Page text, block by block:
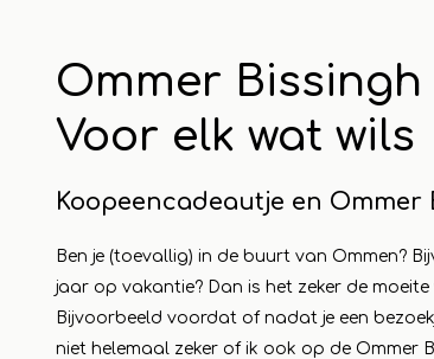
Ommer
Voor elk wat wils
Koopeencadeautje en Ommer
Ben je (toevallig) in de buurt van Ommen?
jaar op vakantie? Dan is het zeker de
Bijvoorbeeld voordat of nadat je een
niet helemaal zeker of ik ook op de Ommer
Cadeautjes voor
camping -